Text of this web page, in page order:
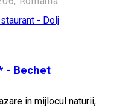
- Dolj
- Bechet
in mijlocul naturii,